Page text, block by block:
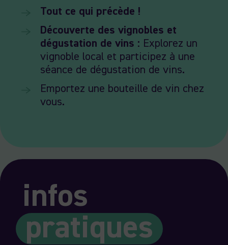
Tout ce qui précède !
Découverte des vignobles et
dégustation de vins : Explorez un
vignoble local et participez à une
séance de dégustation de vins.
Emportez une bouteille de vin chez
vous.
infos
pratiques